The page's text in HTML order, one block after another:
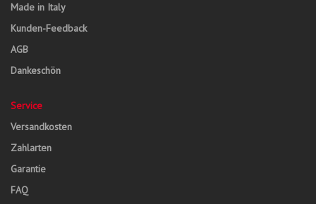
Made in Italy
Kunden-Feedback
AGB
Dankeschön
Service
Versandkosten
Zahlarten
Garantie
FAQ